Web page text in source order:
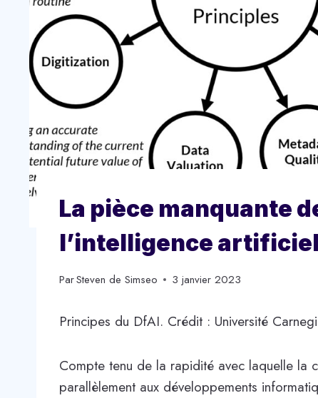
La pièce manquante
l’intelligence
ParSteven de Simseo 3 janvier 2023
Principes du DfAI. Crédit : Université
Compte tenu de la rapidité avec laquelle la
parallèlement aux développements